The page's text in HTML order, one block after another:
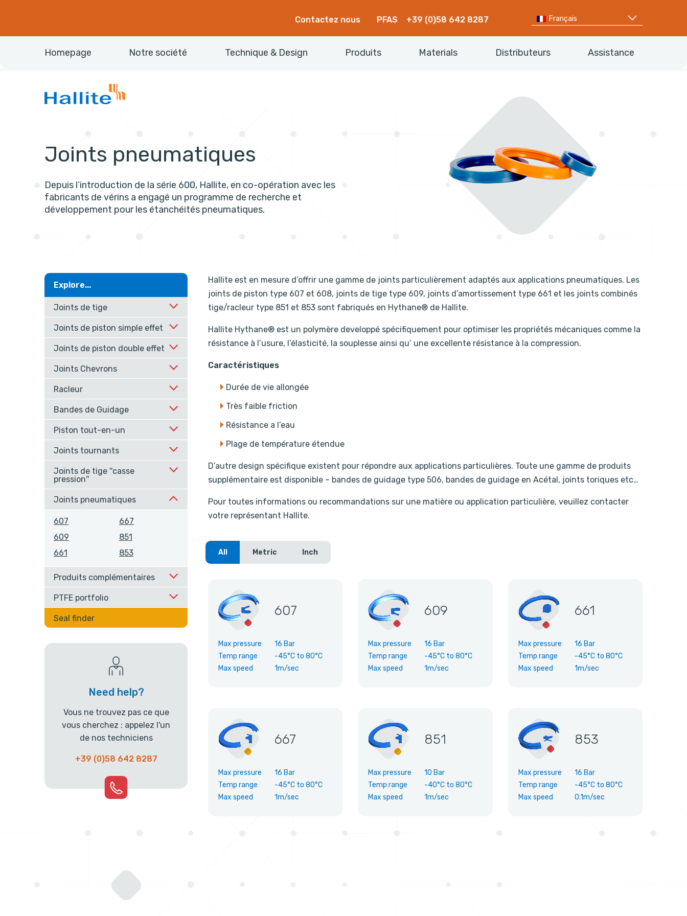
Contactez nous PFAS +39 (0)58 642 8287 Français
Homepage Notre société Technique & Design Produits Materials Distributeurs Assistance
Joints pneumatiques
Depuis l’introduction de la série 600, Hallite, en co-opération avec les
fabricants de vérins a engagé un programme de recherche et
développement pour les étanchéités pneumatiques.
Explore...
Joints de tige
Joints de piston simple effet
Joints de piston double effet
Joints Chevrons
Racleur
Bandes de Guidage
Piston tout-en-un
Joints tournants
Joints de tige ''casse
pression''
Joints pneumatiques
607
609
661
667
851
853
Produits complémentaires
PTFE portfolio
Seal finder
Need help?
Vous ne trouvez pas ce que
vous cherchez : appelez l'un
de nos techniciens
+39 (0)58 642 8287
Hallite est en mesure d’offrir une gamme de joints particulièrement adaptés aux applications pneumatiques. Les
joints de piston type 607 et 608, joints de tige type 609, joints d’amortissement type 661 et les joints combinés
tige/racleur type 851 et 853 sont fabriqués en Hythane® de Hallite.
Hallite Hythane® est un polymère developpé spécifiquement pour optimiser les propriétés mécaniques comme la
résistance à l’usure, l’élasticité, la souplesse ainsi qu’ une excellente résistance à la compression.
Caractéristiques
Durée de vie allongée
Très faible friction
Résistance a l’eau
Plage de température étendue
D’autre design spécifique existent pour répondre aux applications particulières. Toute une gamme de produits
supplémentaire est disponible – bandes de guidage type 506, bandes de guidage en Acétal, joints toriques etc…
Pour toutes informations ou recommandations sur une matière ou application particulière, veuillez contacter
votre représentant Hallite.
All Metric Inch
607
Max pressure
16 Bar
Temp range
-45°C to 80°C
Max speed
1m/sec
609
Max pressure
16 Bar
Temp range
-45°C to80°C
Max speed
1m/sec
661
Max pressure
16 Bar
Temp range
-45°Cto 80°C
Max speed
1m/sec
667
Max pressure
16 Bar
Temp range
-45°C to 80°C
Max speed
1m/sec
851
Max pressure
10 Bar
Temp range
-40°C to80°C
Max speed
1m/sec
853
Max pressure
16 Bar
Temp range
-45°Cto 80°C
Max speed
0.1m/sec